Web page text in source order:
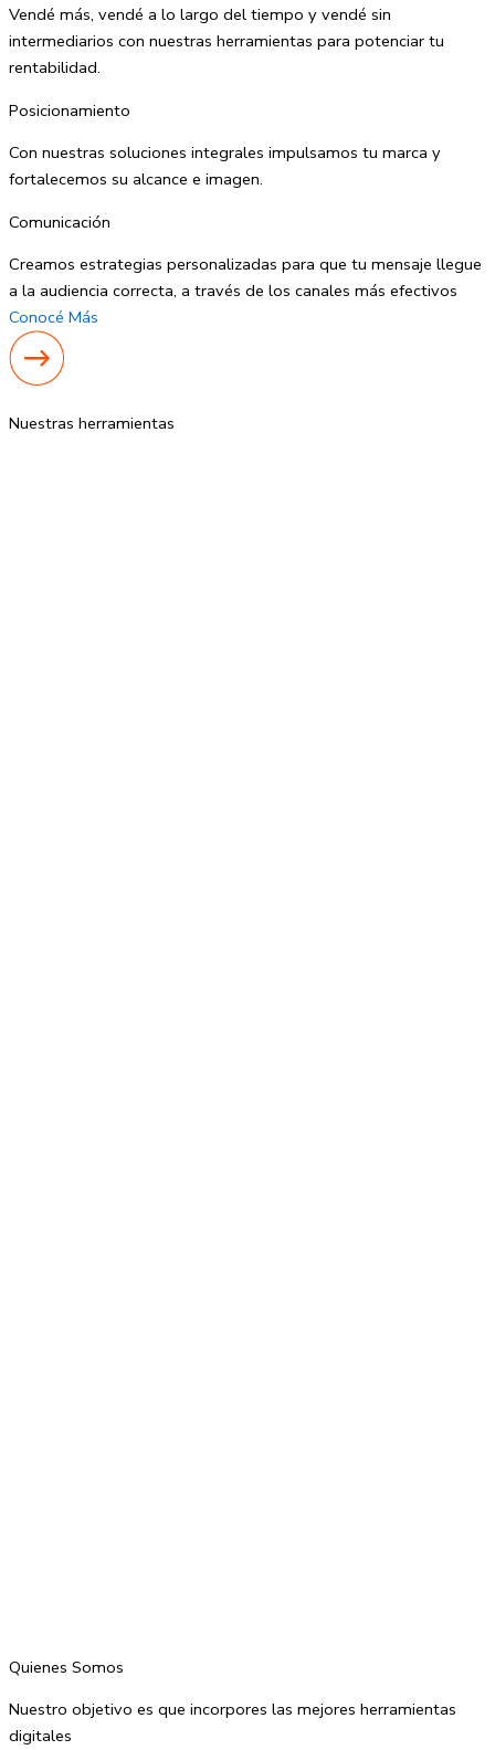
Vendé más, vendé a lo largo del tiempo y vendé sin
intermediarios con nuestras herramientas para potenciar tu
rentabilidad.
Posicionamiento
Con nuestras soluciones integrales impulsamos tu marca y
fortalecemos su alcance e imagen.
Comunicación
Creamos estrategias personalizadas para que tu mensaje llegue
a la audiencia correcta, a través de los canales más efectivos
Conocé Más
Nuestras herramientas
Quienes Somos
Nuestro objetivo es que incorpores las mejores herramientas
digitales